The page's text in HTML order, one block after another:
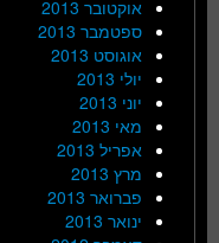
אוקטובר 2013
ספטמבר 2013
אוגוסט 2013
יולי 2013
יוני 2013
מאי 2013
אפריל 2013
מרץ 2013
פברואר 2013
ינואר 2013